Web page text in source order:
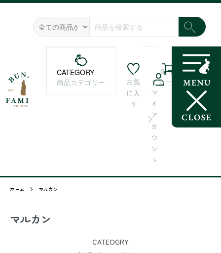
CATEGORY
商品カテゴリー
お気
に入
り
マ
イ
ア
カ
ウ
ン
ト
カート
0
ホーム マルカン
マルカン
CATEOGRY